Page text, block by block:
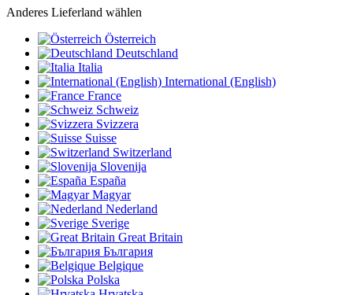
Anderes Lieferland wählen
Österreich
Deutschland
Italia
International (English)
France
Schweiz
Svizzera
Suisse
Switzerland
Slovenija
España
Magyar
Nederland
Sverige
Great Britain
България
Belgique
Polska